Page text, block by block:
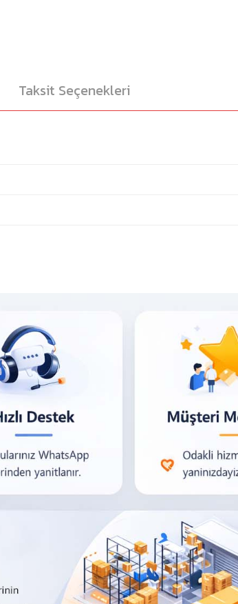
Taksit Seçenekleri